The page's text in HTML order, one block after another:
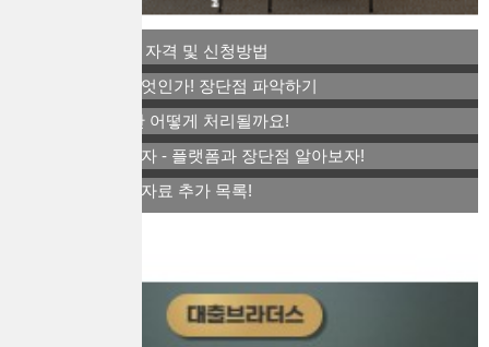
역세권 청년주택 자격 및 신청방법
스톡옵션이란 무엇인가! 장단점 파악하기
퇴사 후 연말정산 어떻게 처리될까요!
아트테크 소액투자 - 플랫폼과 장단점 알아보자!
연말정산 간소화자료 추가 목록!